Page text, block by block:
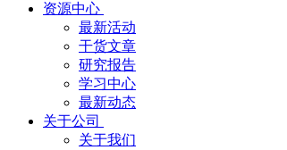
资源中心
最新活动
干货文章
研究报告
学习中心
最新动态
关于公司
关于我们